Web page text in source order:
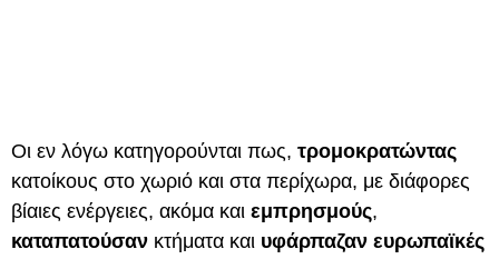
Οι εν λόγω κατηγορούνται πως, τρομοκρατώντας
κατοίκους στο χωριό και στα περίχωρα, με διάφορες
βίαιες ενέργειες, ακόμα και εμπρησμούς,
καταπατούσαν κτήματα και υφάρπαζαν ευρωπαϊκές